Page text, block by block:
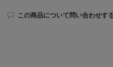
この商品について問い合わせす